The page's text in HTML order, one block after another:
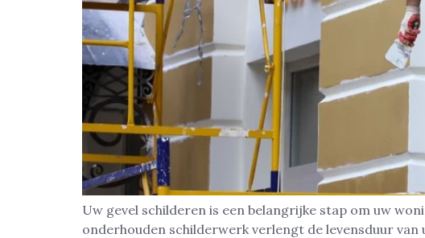
Uw gevel schilderen is een belangrijke stap om uw
onderhouden schilderwerk verlengt de levensduur